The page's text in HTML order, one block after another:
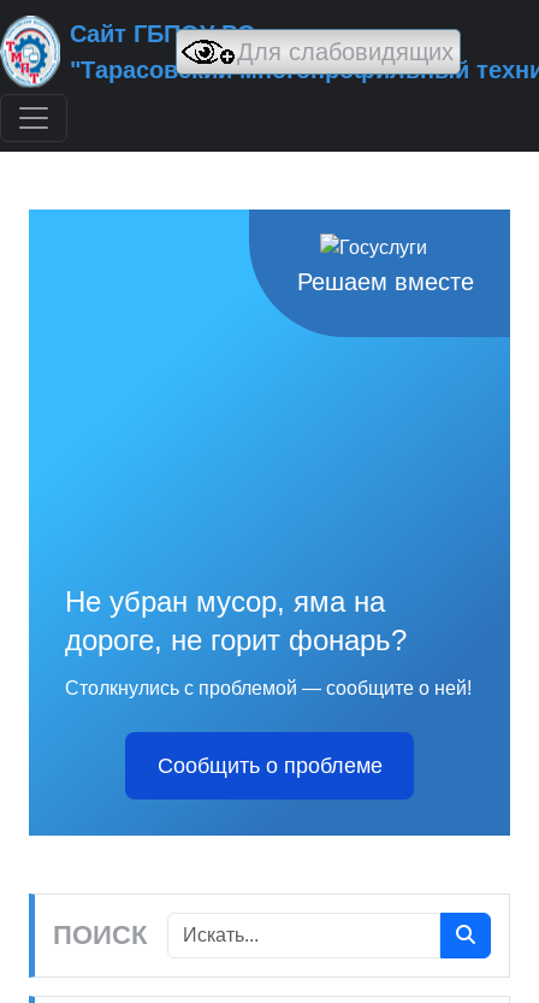
Сайт ГБПОУ РО
"Тарасовский многопрофильный
Решаем вместе
Не убран мусор, яма на
дороге, не горит фонарь?
Столкнулись с проблемой — сообщите о ней!
Сообщить о проблеме
ПОИСК